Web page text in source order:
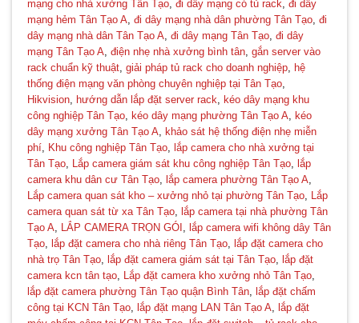
🌼
mạng cho nhà xưởng Tân Tạo,đi dây mạng có tủ rack,đi dây
mạng hẻm Tân Tạo A,đi dây mạng nhà dân phường Tân Tạo,đi
dây mạng nhà dân Tân Tạo A,đi dây mạng Tân Tạo,đi dây
mạng Tân Tạo A,điện nhẹ nhà xưởng bình tân,gắn server vào
rack chuẩn kỹ thuật,giải pháp tủ rack cho doanh nghiệp, hệ
thống điện mạng văn phòng chuyên nghiệp tại Tân Tạo,
Hikvision, hướng dẫn lắp đặt server rack, kéo dây mạng khu
công nghiệp Tân Tạo, kéo dây mạng phường Tân Tạo A, kéo
dây mạng xưởng Tân Tạo A, khảo sát hệ thống điện nhẹ miễn
phí, Khu công nghiệp Tân Tạo, lắp camera cho nhà xưởng tại
Tân Tạo, Lắp camera giám sát khu công nghiệp Tân Tạo, lắp
camera khu dân cư Tân Tạo, lắp camera phường Tân Tạo A,
Lắp camera quan sát kho – xưởng nhỏ tại phường Tân Tạo, Lắp
camera quan sát từ xa Tân Tạo, lắp camera tại nhà phường Tân
Tạo A, LẮP CAMERA TRỌN GÓI , lắp camera wifi không dây Tân
Tạo, lắp đặt camera cho nhà riêng Tân Tạo, lắp đặt camera cho
nhà trọ Tân Tạo, lắp đặt camera giám sát tại Tân Tạo, lắp đặt
camera kcn tân tạo, Lắp đặt camera kho xưởng nhỏ Tân Tạo,
lắp đặt camera phường Tân Tạo quận Bình Tân, lắp đặt chấm
công tại KCN Tân Tạo, lắp đặt mạng LAN Tân Tạo A, lắp đặt